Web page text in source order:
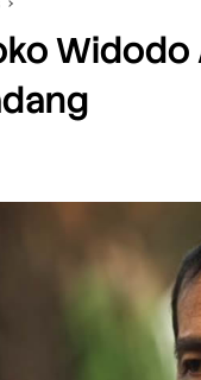
Widodo